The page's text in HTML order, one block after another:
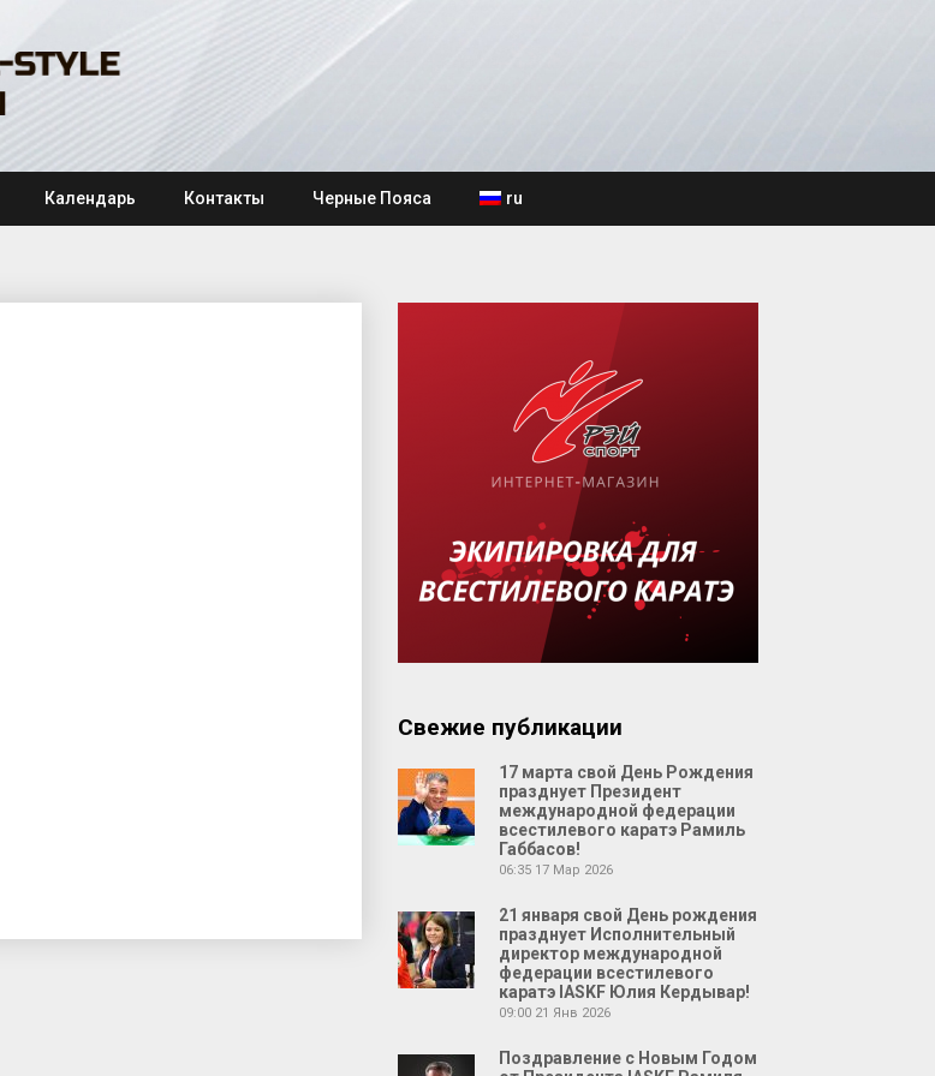
Календарь Контакты Черные Пояса ru
Свежие публикации
17 марта свой День Рождения
празднует Президент
международной федерации
всестилевого каратэ Рамиль
Габбасов!
06:35 17 Мар 2026
21 января свой День рождения
празднует Исполнительный
директор международной
федерации всестилевого
каратэ IASKF Юлия Кердывар!
09:00 21 Янв 2026
Поздравление с Новым Годом